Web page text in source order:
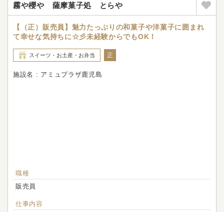
霧や櫻や 薩摩菓子処 とらや
【（正）販売員】魅力たっぷりの和菓子や洋菓子に囲まれ
て幸せな気持ちに☆彡未経験からでもOK！
スイーツ・お土産・お弁当 正
施設名 : アミュプラザ鹿児島
職種
販売員
仕事内容